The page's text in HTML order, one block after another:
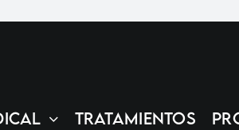
TRATAMIENTOS